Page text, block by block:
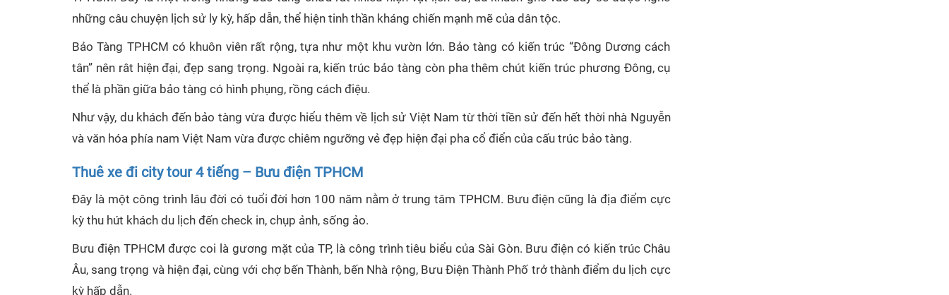
những câu chuyện lịch sử ly kỳ, hấp dẫn, thể hiện tinh thần kháng chiến mạnh mẽ của dân tộc.
Bảo Tàng TPHCM có khuôn viên rất rộng, tựa như một khu vườn lớn. Bảo tàng có kiến trúc “Đông Dương cách
tân” nên rât hiện đại, đẹp sang trọng. Ngoài ra, kiến trúc bảo tàng còn pha thêm chút kiến trúc phương Đông, cụ
thể là phần giữa bảo tàng có hình phụng, rồng cách điệu.
Như vậy, du khách đến bảo tàng vừa được hiểu thêm về lịch sử Việt Nam từ thời tiền sử đến hết thời nhà Nguyễn
và văn hóa phía nam Việt Nam vừa được chiêm ngưỡng vẻ đẹp hiện đại pha cổ điển của cấu trúc bảo tàng.
Thuê xe đi city tour 4 tiếng – Bưu điện TPHCM
Đây là một công trình lâu đời có tuổi đời hơn 100 năm nằm ở trung tâm TPHCM. Bưu điện cũng là địa điểm cực
kỳ thu hút khách du lịch đến check in, chụp ảnh, sống ảo.
Bưu điện TPHCM được coi là gương mặt của TP, là công trình tiêu biểu của Sài Gòn. Bưu điện có kiến trúc Châu
Âu, sang trọng và hiện đại, cùng với chợ bến Thành, bến Nhà rộng, Bưu Điện Thành Phố trở thành điểm du lịch cực
kỳ hấp dẫn.